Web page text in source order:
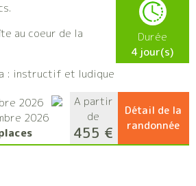
au coeur de la
: instructif et ludique
Durée
4 jour(s)
2026
2026
A partir
de
455 €
Détail de la
randonnée